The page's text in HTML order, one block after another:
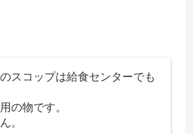
スコップは給食センターでも
の物です。
。